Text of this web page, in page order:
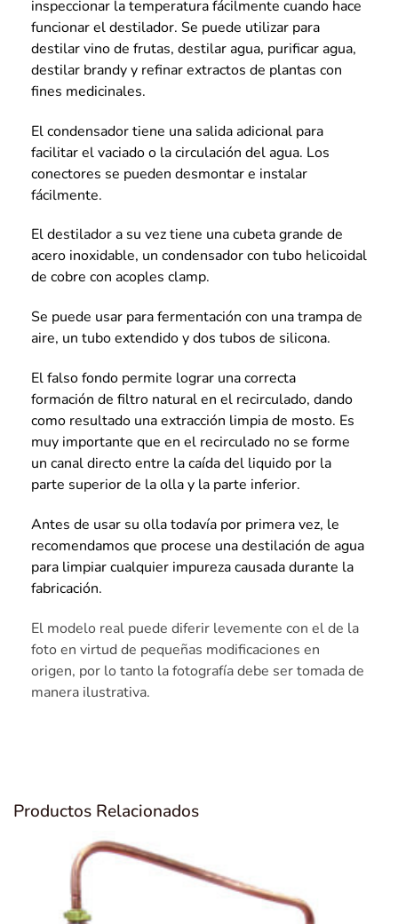
inspeccionar la temperatura fácilmente cuando hace
funcionar el destilador. Se puede utilizar para
destilar vino de frutas, destilar agua, purificar agua,
destilar brandy y refinar extractos de plantas con
fines medicinales.
El condensador tiene una salida adicional para
facilitar el vaciado o la circulación del agua. Los
conectores se pueden desmontar e instalar
fácilmente.
El destilador a su vez tiene una cubeta grande de
acero inoxidable, un condensador con tubo helicoidal
de cobre con acoples clamp.
Se puede usar para fermentación con una trampa de
aire, un tubo extendido y dos tubos de silicona.
El falso fondo permite lograr una correcta
formación de filtro natural en el recirculado, dando
como resultado una extracción limpia de mosto. Es
muy importante que en el recirculado no se forme
un canal directo entre la caída del liquido por la
parte superior de la olla y la parte inferior.
Antes de usar su olla todavía por primera vez, le
recomendamos que procese una destilación de agua
para limpiar cualquier impureza causada durante la
fabricación.
El modelo real puede diferir levemente con el de la
foto en virtud de pequeñas modificaciones en
origen, por lo tanto la fotografía debe ser tomada de
manera ilustrativa.
Productos Relacionados